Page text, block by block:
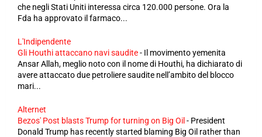
che negli Stati Uniti interessa circa 120.000 persone. Ora la
Fda ha approvato il farmaco...
L'Indipendente
Gli Houthi attaccano navi saudite- Il movimento yemenita
Ansar Allah, meglio noto con il nome di Houthi, ha dichiarato di
avere attaccato due petroliere saudite nell’ambito del blocco
mari...
Alternet
Bezos' Post blasts Trump for turning on Big Oil - President
Donald Trump has recently started blaming Big Oil rather than